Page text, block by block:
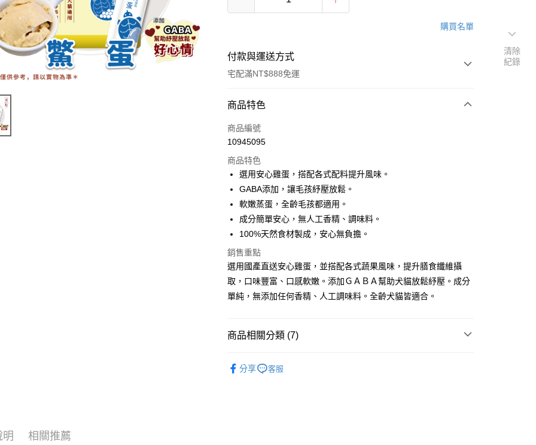
購買名單
付款與運送方式
宅配滿NT$888免運
付款方式
信用卡一次付款
ATM付款
運送方式
宅配
每筆NT$100，滿NT$888(含以上)免運費
商品特色
商品編號
10945095
商品特色
選用安心雞蛋，搭配各式配料提升風味。
GABA添加，讓毛孩紓壓放鬆。
軟嫩蒸蛋，全齡毛孩都適用。
成分簡單安心，無人工香精、調味料。
100%天然食材製成，安心無負擔。
銷售重點
選用國產直送安心雞蛋，並搭配各式蔬果風味，提升膳食纖維攝
取，口味豐富、口感軟嫩。添加ＧＡＢＡ幫助犬貓放鬆紓壓。成分
單純，無添加任何香精、人工調味料。全齡犬貓皆適合。
商品相關分類 (7)
分享 客服
明 相關推薦
清除
紀錄